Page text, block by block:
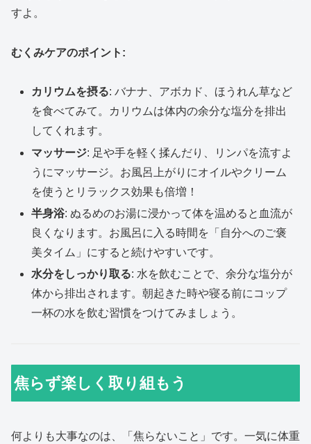
すよ。
むくみケアのポイント:
カリウムを摂る: バナナ、アボカド、ほうれん草など
を食べてみて。カリウムは体内の余分な塩分を排出
してくれます。
マッサージ: 足や手を軽く揉んだり、リンパを流すよ
うにマッサージ。お風呂上がりにオイルやクリーム
を使うとリラックス効果も倍増！
半身浴: ぬるめのお湯に浸かって体を温めると血流が
良くなります。お風呂に入る時間を「自分へのご褒
美タイム」にすると続けやすいです。
水分をしっかり取る: 水を飲むことで、余分な塩分が
体から排出されます。朝起きた時や寝る前にコップ
一杯の水を飲む習慣をつけてみましょう。
焦らず楽しく取り組もう
何よりも大事なのは、「焦らないこと」です。一気に体重